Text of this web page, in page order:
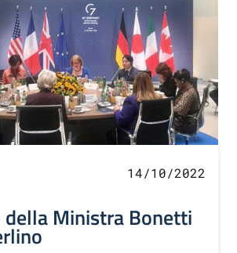
14/10/2022
Ministra Bonetti